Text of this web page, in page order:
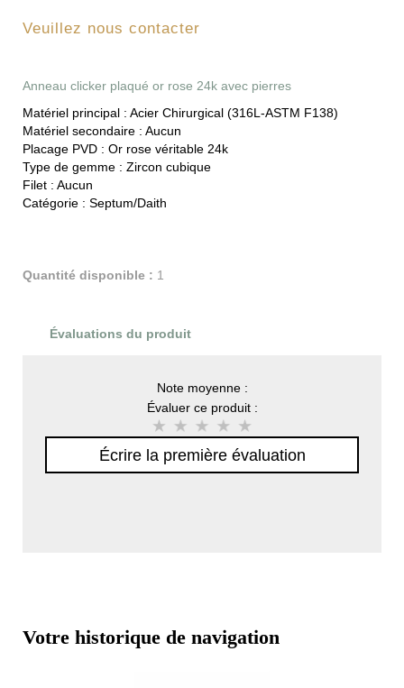
Veuillez nous contacter
Anneau clicker plaqué or rose 24k avec pierres
Matériel principal : Acier Chirurgical (316L-ASTM F138)
Matériel secondaire : Aucun
Placage PVD : Or rose véritable 24k
Type de gemme : Zircon cubique
Filet : Aucun
Catégorie : Septum/Daith
Quantité disponible : 1
Évaluations du produit
Note moyenne :
Évaluer ce produit :
Écrire la première évaluation
Votre historique de navigation